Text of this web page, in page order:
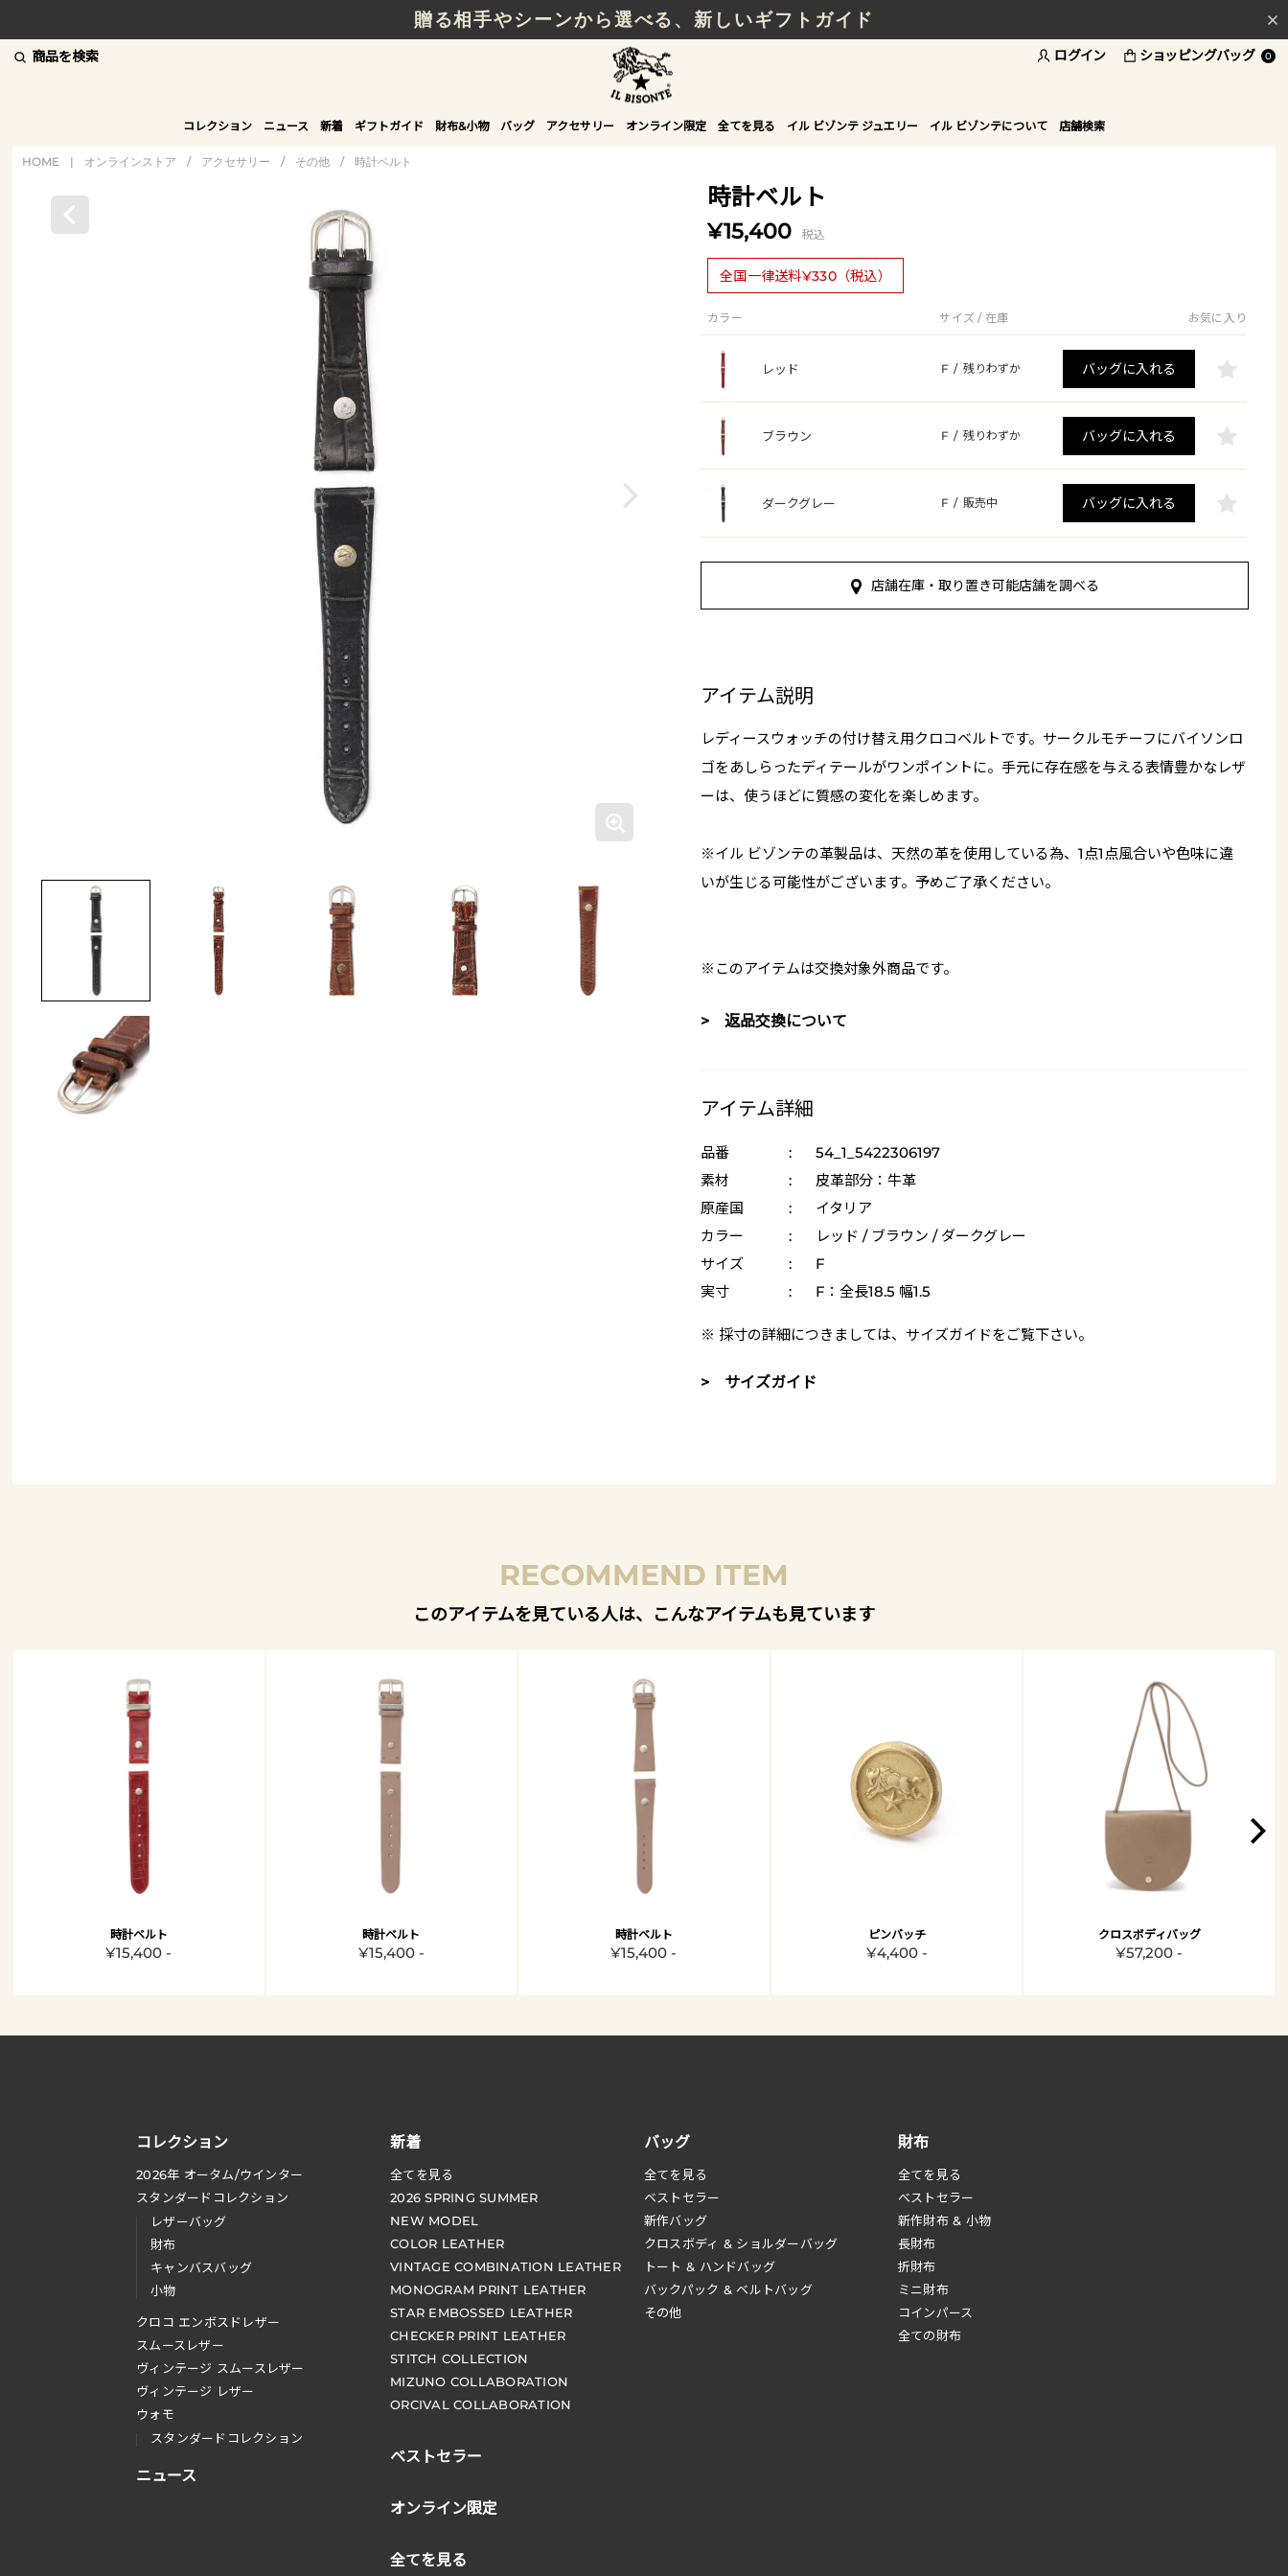
贈る相手やシーンから選べる、新しいギフトガイド
商品を検索 ログイン ショッピングバッグ 0
コレクション ニュース 新着 ギフトガイド 財布&小物 バッグ アクセサリー オンライン限定 全てを見る イル ビゾンテ ジュエリー イル ビゾンテについて 店舗検索
HOME | オンラインストア / アクセサリー / その他 / 時計ベルト
時計ベルト
¥15,400 税込
全国一律送料¥330（税込）
カラー サイズ / 在庫 お気に入り
レッド F / 残りわずか バッグに入れる
ブラウン F / 残りわずか バッグに入れる
ダークグレー F / 販売中 バッグに入れる
店舗在庫・取り置き可能店舗を調べる
アイテム説明
レディースウォッチの付け替え用クロコベルトです。サークルモチーフにバイソンロ
ゴをあしらったディテールがワンポイントに。手元に存在感を与える表情豊かなレザ
ーは、使うほどに質感の変化を楽しめます。
※イル ビゾンテの革製品は、天然の革を使用している為、1点1点風合いや色味に違
いが生じる可能性がございます。予めご了承ください。
※このアイテムは交換対象外商品です。
> 返品交換について
アイテム詳細
品番 :
54_1_5422306197
素材
:
皮革部分：牛革
原産国
:
イタリア
カラー
:
レッド / ブラウン / ダークグレー
サイズ
:
F
実寸
: F：全長18.5 幅1.5
※ 採寸の詳細につきましては、 サイズガイドをご覧下さい。
> サイズガイド
RECOMMEND ITEM
このアイテムを見ている人は、こんなアイテムも見ています
時計ベルト
¥15,400 -
時計ベルト
¥15,400 -
時計ベルト
¥15,400 -
ピンバッチ
¥4,400 -
クロスボディバッグ
¥57,200 -
コレクション
2026年 オータム/ウインター
スタンダードコレクション
レザーバッグ
財布
キャンバスバッグ
小物
クロコ エンボスドレザー
スムースレザー
ヴィンテージ スムースレザー
ヴィンテージ レザー
ウォモ
スタンダードコレクション
ニュース
新着
全てを見る
2026 SPRING SUMMER
NEW MODEL
COLOR LEATHER
VINTAGE COMBINATION LEATHER
MONOGRAM PRINT LEATHER
STAR EMBOSSED LEATHER
CHECKER PRINT LEATHER
STITCH COLLECTION
MIZUNO COLLABORATION
ORCIVAL COLLABORATION
ベストセラー
オンライン限定
全てを見る
財布
全てを見る
べストセラー
新作財布 & 小物
長財布
折財布
ミニ財布
コインパース
全ての財布
バッグ
全てを見る
ベストセラー
新作バッグ
クロスボディ & ショルダーバッグ
トート & ハンドバッグ
バックパック & ベルトバッグ
その他